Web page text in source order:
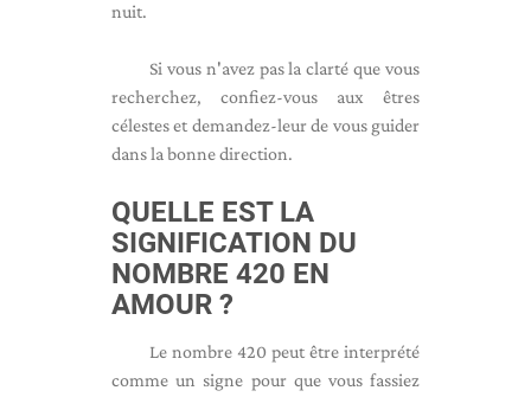
nuit.
Si vous n'avez pas la clarté que vous
recherchez, confiez-vous aux êtres
célestes et demandez-leur de vous guider
dans la bonne direction.
QUELLE EST LA
SIGNIFICATION DU
NOMBRE 420 EN
AMOUR ?
Le nombre 420 peut être interprété
comme un signe pour que vous fassiez